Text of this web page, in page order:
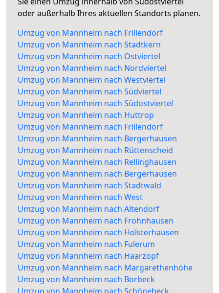
oder außerhalb Ihres aktuellen Standorts planen.
Umzug von Mannheim nach Frillendorf
Umzug von Mannheim nach Stadtkern
Umzug von Mannheim nach Ostviertel
Umzug von Mannheim nach Nordviertel
Umzug von Mannheim nach Westviertel
Umzug von Mannheim nach Südviertel
Umzug von Mannheim nach Südostviertel
Umzug von Mannheim nach Huttrop
Umzug von Mannheim nach Frillendorf
Umzug von Mannheim nach Bergerhausen
Umzug von Mannheim nach Rüttenscheid
Umzug von Mannheim nach Rellinghausen
Umzug von Mannheim nach Bergerhausen
Umzug von Mannheim nach Stadtwald
Umzug von Mannheim nach West
Umzug von Mannheim nach Altendorf
Umzug von Mannheim nach Frohnhausen
Umzug von Mannheim nach Holsterhausen
Umzug von Mannheim nach Fulerum
Umzug von Mannheim nach Haarzopf
Umzug von Mannheim nach Margarethenhöhe
Umzug von Mannheim nach Borbeck